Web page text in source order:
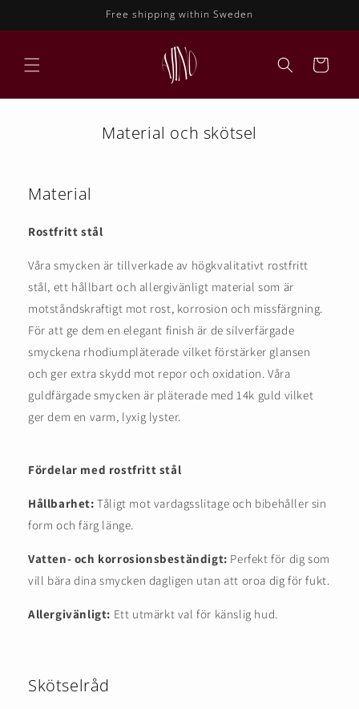
Free shipping within Sweden
Varukorg
Material och skötsel
Material
Rostfritt stål
Våra smycken är tillverkade av högkvalitativt rostfritt
stål, ett hållbart och allergivänligt material som är
motståndskraftigt mot rost, korrosion och missfärgning.
För att ge dem en elegant finish är de silverfärgade
smyckena rhodiumpläterade vilket förstärker glansen
och ger extra skydd mot repor och oxidation. Våra
guldfärgade smycken är pläterade med 14k guld vilket
ger dem en varm, lyxig lyster.
Fördelar med rostfritt stål
Hållbarhet: Tåligt mot vardagsslitage och bibehåller sin
form och färg länge.
Vatten- och korrosionsbeständigt: Perfekt för dig som
vill bära dina smycken dagligen utan att oroa dig för fukt.
Allergivänligt: Ett utmärkt val för känslig hud.
Skötselråd